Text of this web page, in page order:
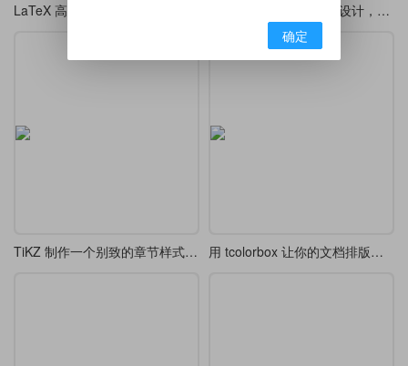
LaTeX 制作的版面样式设计，漂亮的 tcolorbox 盒子
TiKZ 制作一个别致的章节样式 chap 7 用 tcolorbox 让你的文档排版更精致
确定